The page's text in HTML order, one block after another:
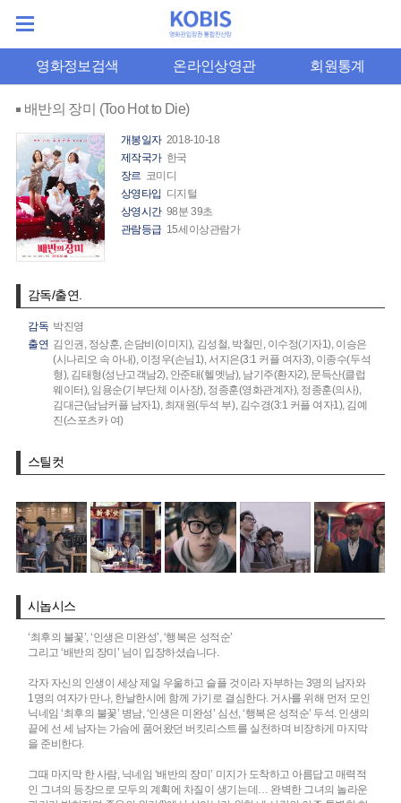
영화정보검색 온라인상영관 회원통계
배반의 장미 (Too Hot to Die)
개봉일자 2018-10-18
제작국가 한국
장르 코미디
상영타입 디지털
상영시간 98분 39초
관람등급 15세이상관람가
감독/출연.
감독 박진영
출연 김인권, 정상훈, 손담비(이미지), 김성철, 박철민, 이수정(기자1), 이승은
(시나리오 속 아내), 이정우(손님1), 서지은(3:1 커플 여자3), 이종수(두석
형), 김태형(성난고객남2), 안준태(헬멧남), 남기주(환자2), 문득산(클럽
웨이터), 임용순(기부단체 이사장), 정종훈(영화관계자), 정종훈(의사),
김대근(남남커플 남자1), 최재원(두석 부), 김수경(3:1 커플 여자1), 김예
진(스포츠카 여)
스틸컷
시놉시스
‘최후의 불꽃’, ‘인생은 미완성’, ‘행복은 성적순’
그리고 ‘배반의 장미’ 님이 입장하셨습니다.
각자 자신의 인생이 세상 제일 우울하고 슬플 것이라 자부하는 3명의 남자와
1명의 여자가 만나, 한날한시에 함께 가기로 결심한다. 거사를 위해 먼저 모인
닉네임 ‘최후의 불꽃’ 병남, ‘인생은 미완성’ 심선, ‘행복은 성적순’ 두석. 인생의
끝에 선 세 남자는 가슴에 품어왔던 버킷리스트를 실천하며 비장하게 마지막
을 준비한다.
그때 마지막 한 사람, 닉네임 ‘배반의 장미’ 미지가 도착하고 아름답고 매력적
인 그녀의 등장으로 모두의 계획에 차질이 생기는데… 완벽한 그녀의 놀라운